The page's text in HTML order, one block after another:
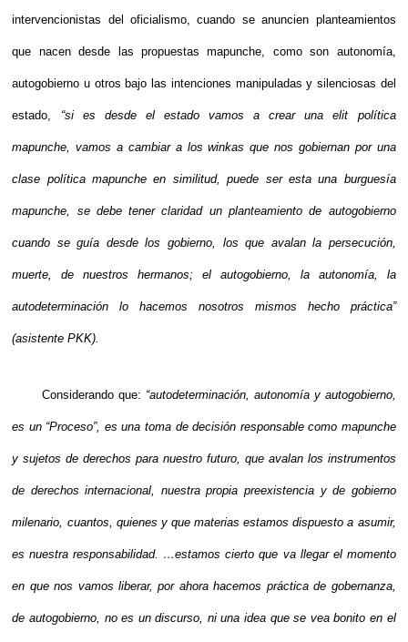
intervencionistas del oficialismo, cuando se anuncien planteamientos
que nacen desde las propuestas mapunche, como son autonomía,
autogobierno u otros bajo las intenciones manipuladas y silenciosas del
estado, “si es desde el estado vamos a crear una elit política
mapunche, vamos a cambiar a los winkas que nos gobiernan por una
clase política mapunche en similitud, puede ser esta una burguesía
mapunche, se debe tener claridad un planteamiento de autogobierno
cuando se guía desde los gobierno, los que avalan la persecución,
muerte, de nuestros hermanos; el autogobierno, la autonomía, la
autodeterminación lo hacemos nosotros mismos hecho práctica”
(asistente PKK).
Considerando que: “autodeterminación, autonomía y autogobierno,
es un “Proceso”, es una toma de decisión responsable como mapunche
y sujetos de derechos para nuestro futuro, que avalan los instrumentos
de derechos internacional, nuestra propia preexistencia y de gobierno
milenario, cuantos, quienes y que materias estamos dispuesto a asumir,
es nuestra responsabilidad. …estamos cierto que va llegar el momento
en que nos vamos liberar, por ahora hacemos práctica de gobernanza,
de autogobierno, no es un discurso, ni una idea que se vea bonito en el